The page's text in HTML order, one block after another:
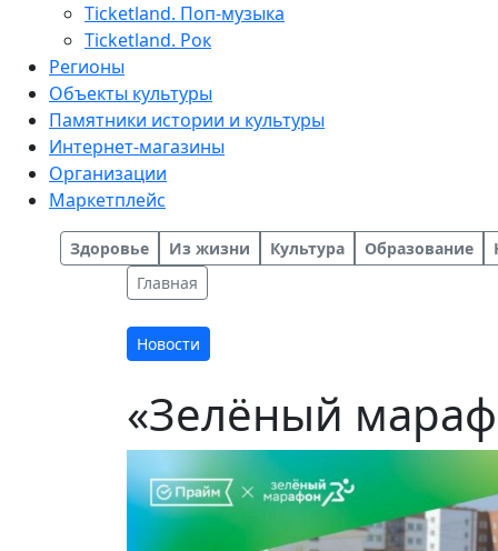
Ticketland. Поп-музыка
Ticketland. Рок
Регионы
Объекты культуры
Памятники истории и культуры
Интернет-магазины
Организации
Маркетплейс
Здоровье Из жизни Культура Образование
Главная
Новости
«Зелёный